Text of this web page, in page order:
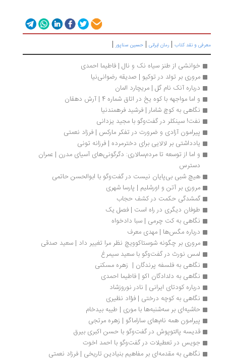
و نقد کتاب|رمان ایرانی|حسین سناپور|
خوانشی از طنز سیاه نک و نال | فاطیما احمدی
مروری بر تولد در توکیو | صدیقه رضوانی‌نیا
درباره آنک نام گل | مریچارد المان
و اما مواجهه با کوه یخ در اتاق شماره 4 | آرش دهقان
نگاهی به کوچ شامار | فرشید فرهمندنیا
نفت! سینکلر در گفت‌وگو با مجید یزدانی
پیرامون آزادی و ضرورت در تفکر مارکس | فرزاد نعمتی
یادداشتی بر لالایی برای دخترمرده | فرزانه تونی
و اما از توسعه تا مردم‌سالاری: دگرگونی‌های آسیای مدرن | عمران
دسترس
هیچ شبی بی‌پایان نیست در گفت‌وگو با ابوالحسن حاتمی
مروری بر آتن و اورشلیم | پارسا شهری
گمشدگی حکمت در کشف حجاب
طوفان دیگری در راه است | فصل یک
نگاهی به کت چرمی | سبا دادخواه
درباره مگس‌ها | ‌‌مهدی معرف
مروری بر چگونه شوستاکوویچ نظر مرا تغییر داد | سعید صدقی
لمس نورث در گفت‌وگو با سعید سیمرغ
نگاهی به فلسفه پرندگان |  زهره مسکنی
نگاهی به دلدادگان اکو | فاطیما احمدی
درباره کودتای ایرانی | نادر نوروزشاد
نگاهی به کوچه درختی | فؤاد نظیری
حاشیه‌ای بر سه‌شنبه‌ها با موری | طیبه بیدخام
پیرامون همه نام‌های ساراماگو | زهره مرتجی
قدیسه پالتوپوش در گفت‌وگو با حسن اکبری بیرق
جویس در تعطیلات در گفت‌وگو با احمد اخوت
نگاهی به مقدمه‌ای بر مفاهیم بنیادین تاریخی | فرزاد نعمتی